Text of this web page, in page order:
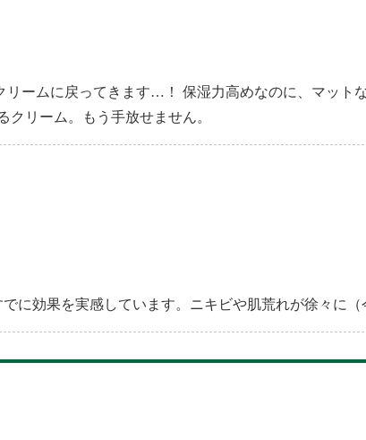
ームに戻ってきます…！ 保湿力高めなのに、マット
リーム。もう手放せません。
に効果を実感しています。ニキビや肌荒れが徐々に（